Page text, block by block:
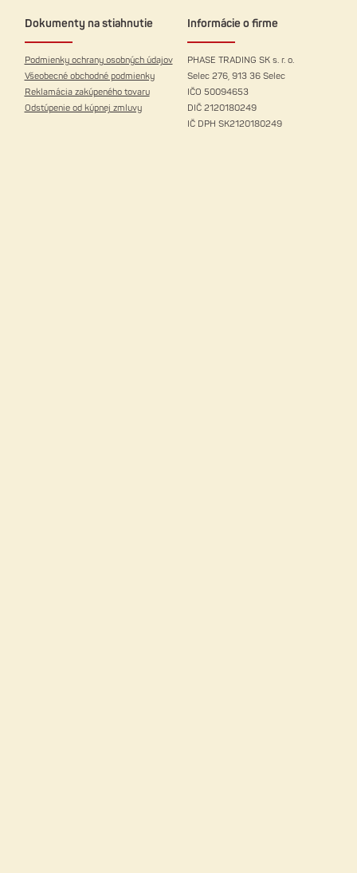
Dokumenty na stiahnutie
Podmienky ochrany osobných údajov
Všeobecné obchodné podmienky
Reklamácia zakúpeného tovaru
Odstúpenie od kúpnej zmluvy
Informácie o firme
PHASE TRADING SK s. r. o.
Selec 276, 913 36 Selec
IČO 50094653
DIČ 2120180249
IČ DPH SK2120180249